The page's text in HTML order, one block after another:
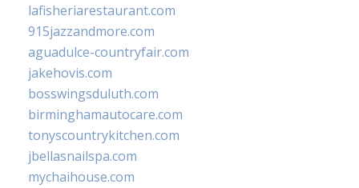
lafisheriarestaurant.com
915jazzandmore.com
aguadulce-countryfair.com
jakehovis.com
bosswingsduluth.com
birminghamautocare.com
tonyscountrykitchen.com
jbellasnailspa.com
mychaihouse.com